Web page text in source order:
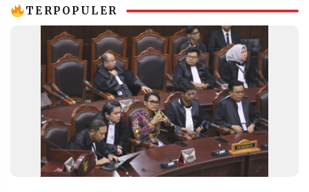
IKUTI
KAMI
TERPOPULER